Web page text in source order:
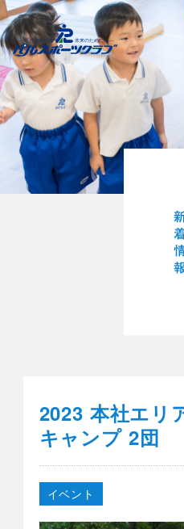
2023 本社エリ
キャンプ 2団
イベント